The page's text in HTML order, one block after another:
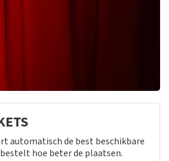
automatisch de best beschikbare
hoe beter de plaatsen.